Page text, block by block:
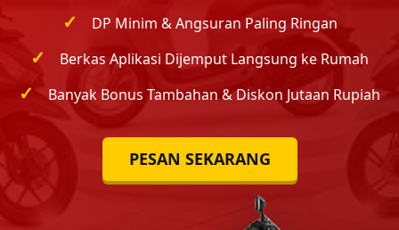
✓ DP Minim & Angsuran Paling Ringan
✓ Berkas Aplikasi Dijemput Langsung ke Rumah
✓ Banyak Bonus Tambahan & Diskon Jutaan Rupiah
PESAN SEKARANG